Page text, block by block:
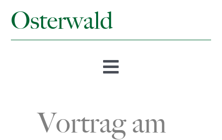
Osterwald
Toggle
Öffnungszeiten & Preise
Vortrag am